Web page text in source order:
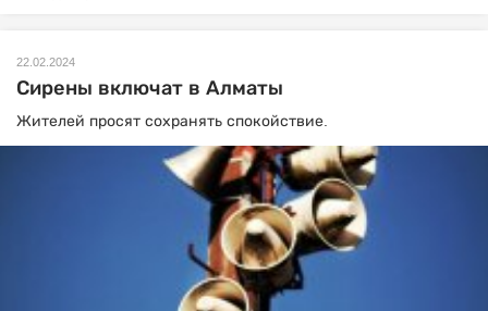
22.02.2024
Сирены включат в Алматы
Жителей просят сохранять спокойствие.